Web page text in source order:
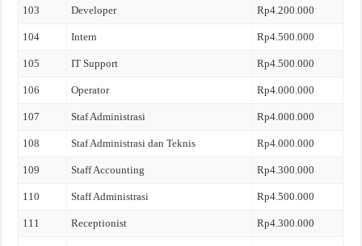
103 Developer Rp4.200.000
104 Intern Rp4.500.000
105 IT Support Rp4.500.000
106 Operator Rp4.000.000
107 Staf Administrasi Rp4.000.000
108 Staf Administrasi dan Teknis Rp4.000.000
109 Staff Accounting Rp4.300.000
110 Staff Administrasi Rp4.500.000
111 Receptionist Rp4.300.000